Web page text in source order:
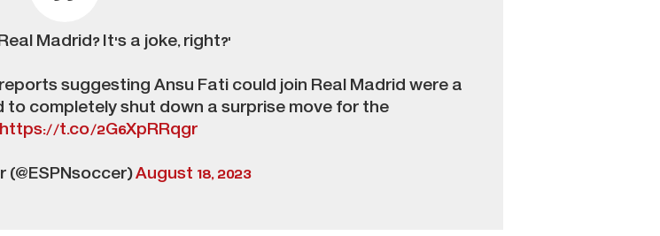
Madrid? It's a joke, right?'
suggesting Ansu Fati could join Real Madrid were a
completely shut down a surprise move for the
t.co/2G6XpRRqgr
August 18, 2023